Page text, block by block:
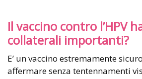
Il vaccino contro l’HPV
collaterali importanti?
E’ un vaccino estremamente
affermare senza tentennamenti